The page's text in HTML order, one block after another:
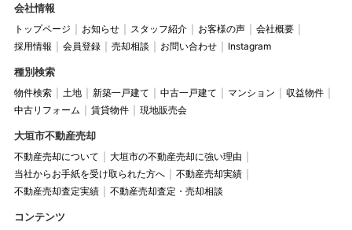
会社情報
トップページ お知らせ スタッフ紹介 お客様の声
会社概要
採用情報
会員登録 売却相談 お問い合わせ Instagram
種別検索
物件検索 土地 新築一戸建て 中古一戸建て マンション
収益物件
中古リフォーム
賃貸物件 現地販売会
大垣市不動産売却
不動産売却について
大垣市の不動産売却に強い理由
当社からお手紙を受け取られた方へ
不動産売却実績
不動産売却査定実績
不動産売却査定・売却相談
コンテンツ